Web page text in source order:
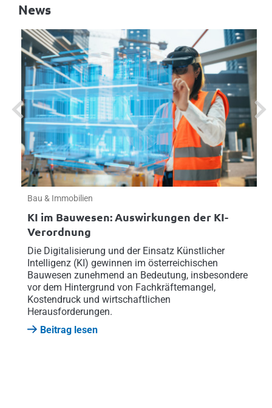
News
Previous Next
Bau & Immobilien
KI im Bauwesen: Auswirkungen der KI-
Verordnung
Die Digitalisierung und der Einsatz Künstlicher
Intelligenz (KI) gewinnen im österreichischen
Bauwesen zunehmend an Bedeutung, insbesondere
vor dem Hintergrund von Fachkräftemangel,
Kostendruck und wirtschaftlichen
Herausforderungen.
Beitrag lesen